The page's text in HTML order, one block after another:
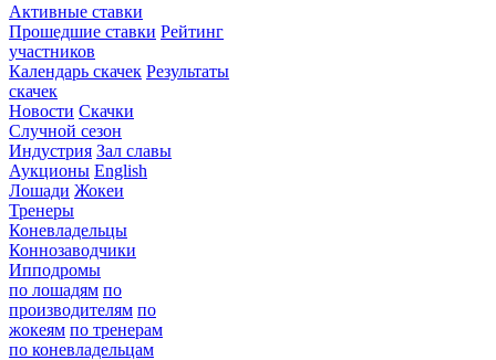
Активные ставки
Прошедшие ставки Рейтинг
участников
Календарь скачек Результаты
скачек
Новости Скачки
Случной сезон
Индустрия Зал славы
Аукционы English
Лошади Жокеи
Тренеры
Коневладельцы
Коннозаводчики
Ипподромы
по лошадям по
производителям по
жокеям по тренерам
по коневладельцам